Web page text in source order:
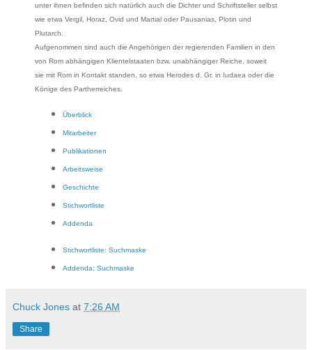
unter ihnen befinden sich natürlich auch die Dichter und Schriftsteller selbst
wie etwa Vergil, Horaz, Ovid und Martial oder Pausanias, Plotin und
Plutarch.
Aufgenommen sind auch die Angehörigen der regierenden Familien in den
von Rom abhängigen Klientelstaaten bzw. unabhängiger Reiche, soweit
sie mit Rom in Kontakt standen, so etwa Herodes d. Gr. in Iudaea oder die
Könige des Partherreiches.
Überblick
Mitarbeiter
Publikationen
Arbeitsweise
Geschichte
Stichwortliste
Addenda
Stichwortliste: Suchmaske
Addenda: Suchmaske
Chuck Jones at 7:26 AM
Share